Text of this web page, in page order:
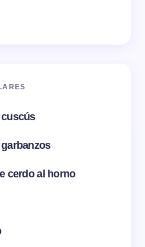
cerdo al horno